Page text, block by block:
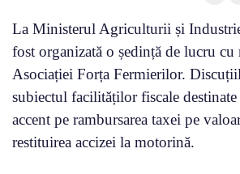
La Ministerul Agriculturii și
fost organizată o ședință de lucru cu
Asociației Forța Fermierilor.
subiectul facilităților fiscale
accent pe rambursarea taxei pe
restituirea accizei la motorină.